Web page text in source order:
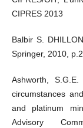
CIPRES 2013
Balbir S.
Springer, 2010, p.2.
Ashworth,
circumstances
and platinum
Advisory